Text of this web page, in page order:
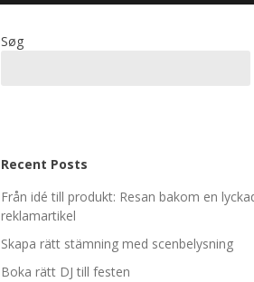
Søg
Recent Posts
Från idé till produkt: Resan bakom en
reklamartikel
Skapa rätt stämning med scenbelysning
Boka rätt DJ till festen